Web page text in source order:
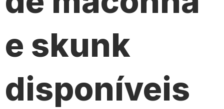
e skunk
disponíveis